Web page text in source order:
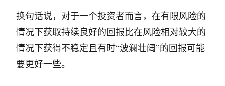
换句话说，对于一个投资者而言，在有限风险的
情况下获取持续良好的回报比在风险相对较大的
情况下获得不稳定且有时“波澜壮阔”的回报可能
要更好一些。